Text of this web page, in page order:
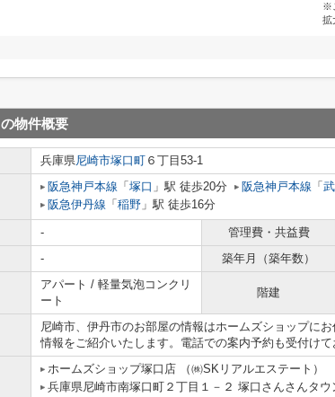
※
拡
の物件概要
兵庫県尼崎市塚口町 ６丁目53-1
阪急神戸本線 「 塚口 」駅 徒歩20分 阪急神戸本線 「
阪急伊丹線 「 稲野 」駅 徒歩16分
- 管理費・共益費
- 築年月（築年数）
アパート / 軽量気泡コンクリ
ート
階建
尼崎市、伊丹市のお部屋の情報はホームズショップに
情報をご紹介いたします。電話での案内予約も受付けて
ホームズショップ塚口店 （㈱SKリアルエステート）
兵庫県尼崎市南塚口町２丁目１－２ 塚口さんさんタウ